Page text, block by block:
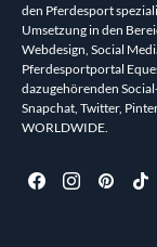
den Pferdesport
Umsetzung in den
Webdesign, Social
Pferdesportportal
dazugehörenden
Snapchat, Twitter,
WORLDWIDE.